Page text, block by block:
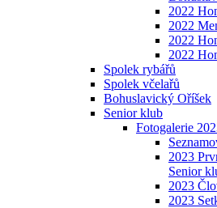
2022
2022
2022
2022
Spolek rybářů
Spolek včelařů
Bohuslavický Oříšek
Senior klub
Fotogalerie
2023
Senior
2023
2023